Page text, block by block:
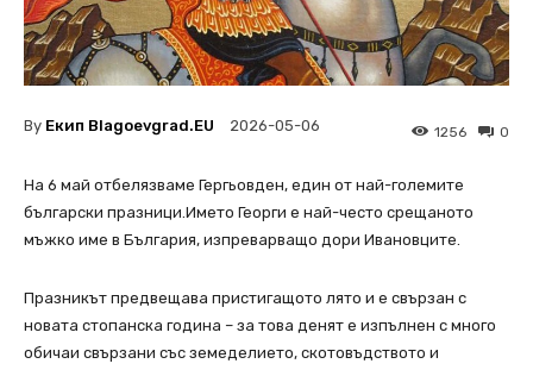
By Екип Blagoevgrad.EU 2026-05-06 0
1256
На 6 май отбелязваме Гергьовден, един от най-големите
български празници.Името Георги е най-често срещаното
мъжко име в България, изпреварващо дори Ивановците.
Празникът предвещава пристигащото лято и е свързан с
новата стопанска година – за това денят е изпълнен с много
обичаи свързани със земеделието, скотовъдството и